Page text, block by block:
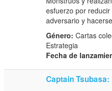
esfuerzo por
adversario y
Género: Cartas
Estrategia
Fecha de
Captain Tsubasa: